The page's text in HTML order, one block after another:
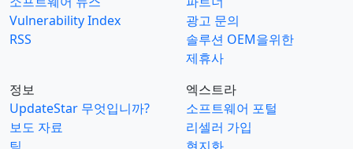
Vulnerability Index
RSS
광고 문의
솔루션 OEM을위한
제휴사
정보
UpdateStar 무엇입니까?
보도 자료
엑스트라
소프트웨어 포털
리셀러 가입